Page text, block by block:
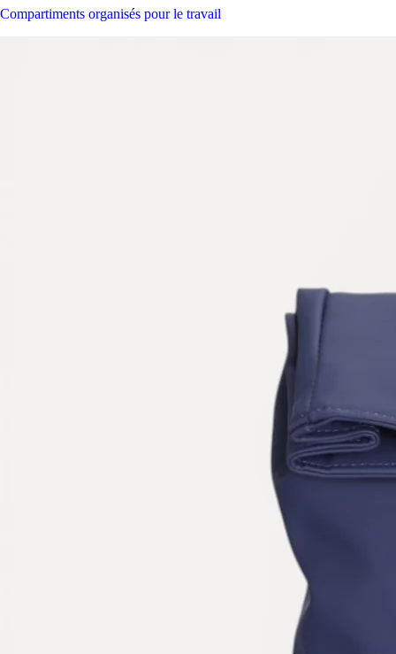
Compartiments organisés pour le travail